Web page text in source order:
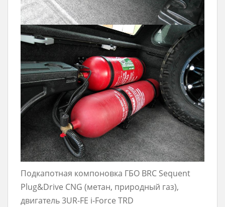
Подкапотная компоновка ГБО BRC Sequent
Plug&Drive CNG (метан, природный газ),
двигатель 3UR-FE i-Force TRD